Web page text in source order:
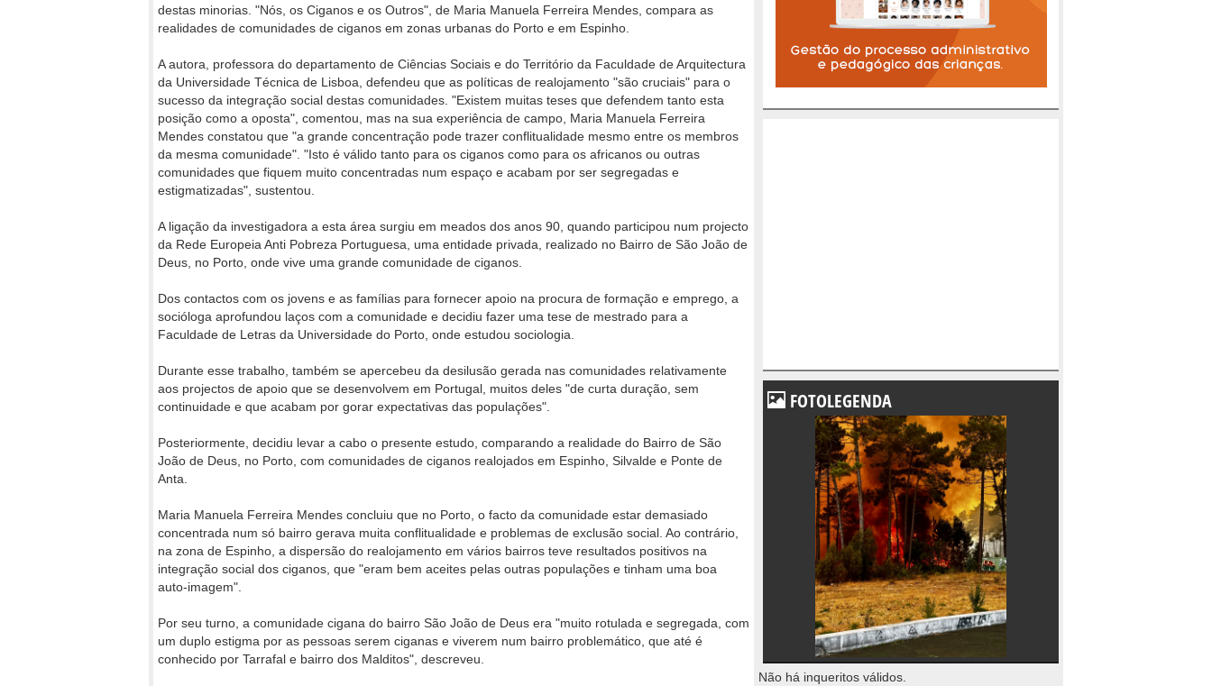
destas minorias. "Nós, os Ciganos e os Outros", de Maria Manuela Ferreira Mendes, compara as
realidades de comunidades de ciganos em zonas urbanas do Porto e em Espinho.
A autora, professora do departamento de Ciências Sociais e do Território da Faculdade de Arquitectura
da Universidade Técnica de Lisboa, defendeu que as políticas de realojamento "são cruciais" para o
sucesso da integração social destas comunidades. "Existem muitas teses que defendem tanto esta
posição como a oposta", comentou, mas na sua experiência de campo, Maria Manuela Ferreira
Mendes constatou que "a grande concentração pode trazer conflitualidade mesmo entre os membros
da mesma comunidade". "Isto é válido tanto para os ciganos como para os africanos ou outras
comunidades que fiquem muito concentradas num espaço e acabam por ser segregadas e
estigmatizadas", sustentou.
A ligação da investigadora a esta área surgiu em meados dos anos 90, quando participou num projecto
da Rede Europeia Anti Pobreza Portuguesa, uma entidade privada, realizado no Bairro de São João de
Deus, no Porto, onde vive uma grande comunidade de ciganos.
Dos contactos com os jovens e as famílias para fornecer apoio na procura de formação e emprego, a
socióloga aprofundou laços com a comunidade e decidiu fazer uma tese de mestrado para a
Faculdade de Letras da Universidade do Porto, onde estudou sociologia.
Durante esse trabalho, também se apercebeu da desilusão gerada nas comunidades relativamente
aos projectos de apoio que se desenvolvem em Portugal, muitos deles "de curta duração, sem
continuidade e que acabam por gorar expectativas das populações".
Posteriormente, decidiu levar a cabo o presente estudo, comparando a realidade do Bairro de São
João de Deus, no Porto, com comunidades de ciganos realojados em Espinho, Silvalde e Ponte de
Anta.
Maria Manuela Ferreira Mendes concluiu que no Porto, o facto da comunidade estar demasiado
concentrada num só bairro gerava muita conflitualidade e problemas de exclusão social. Ao contrário,
na zona de Espinho, a dispersão do realojamento em vários bairros teve resultados positivos na
integração social dos ciganos, que "eram bem aceites pelas outras populações e tinham uma boa
auto-imagem".
Por seu turno, a comunidade cigana do bairro São João de Deus era "muito rotulada e segregada, com
um duplo estigma por as pessoas serem ciganas e viverem num bairro problemático, que até é
conhecido por Tarrafal e bairro dos Malditos", descreveu.
FOTOLEGENDA
Não há inqueritos válidos.